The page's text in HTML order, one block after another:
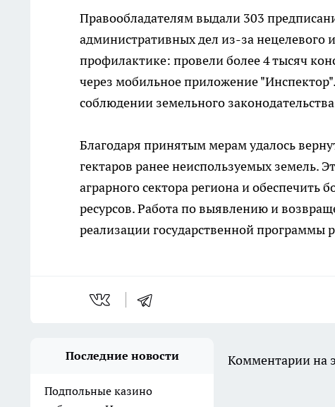
Правообладателям выдали 303
административных дел из-за нецелевого
профилактике: провели более 4 тысяч
через мобильное приложение
соблюдении земельного
Благодаря принятым мерам удалось
гектаров ранее неиспользуемых земель.
аграрного сектора региона и обеспечить
ресурсов. Работа по выявлению и
реализации государственной программы
Последние новости
Подпольные казино
Комментарии на